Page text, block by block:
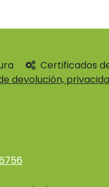
Certificados
devolución,